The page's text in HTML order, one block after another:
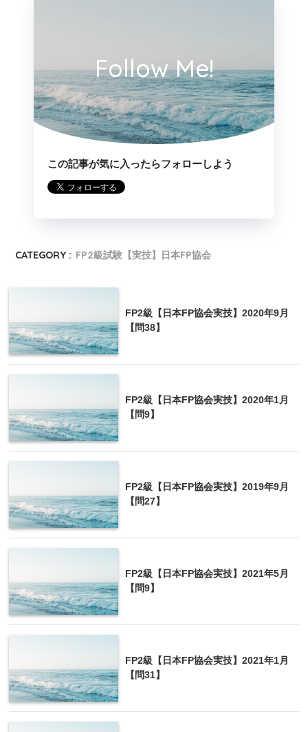
Follow Me!
この記事が気に入ったらフォローしよう
CATEGORY : FP2級試験【実技】日本FP協会
FP2級【日本FP協会実技】2020年9月
【問38】
FP2級【日本FP協会実技】2020年1月
【問9】
FP2級【日本FP協会実技】2019年9月
【問27】
FP2級【日本FP協会実技】2021年5月
【問9】
FP2級【日本FP協会実技】2021年1月
【問31】